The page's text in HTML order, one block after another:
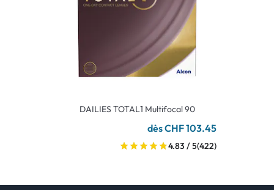
DAILIES TOTAL1 Multifocal 90
dès CHF 103.45
4.83 / 5(422)